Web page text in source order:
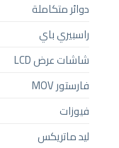
دوائر متكاملة
راسبيري باي
شاشات عرض LCD
فارستور MOV
فيوزات
ليد ماتريكس